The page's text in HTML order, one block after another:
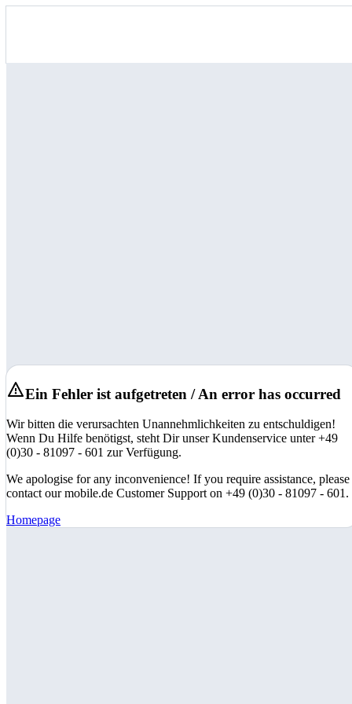
Ein Fehler ist aufgetreten / An error has occurred
Wir bitten die verursachten Unannehmlichkeiten zu entschuldigen!
Wenn Du Hilfe benötigst, steht Dir unser Kundenservice unter +49
(0)30 - 81097 - 601 zur Verfügung.
We apologise for any inconvenience! If you require assistance, please
contact our mobile.de Customer Support on +49 (0)30 - 81097 - 601.
Homepage